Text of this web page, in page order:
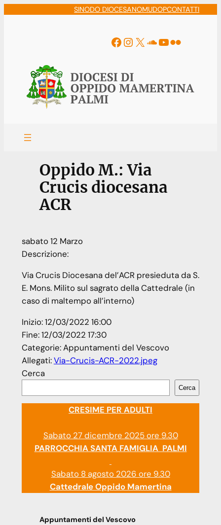
SINODO DIOCESANOMUDOPCONTATTI
Facebook
Instagram
X Soundcloud
YouTube
Flickr
Oppido M.: Via
Crucis diocesana
ACR
sabato12 Marzo
Descrizione:
Via Crucis Diocesana del’ACR presieduta da S.
E. Mons. Milito sul sagrato della Cattedrale (in
caso di maltempo all’interno)
Inizio:12/03/2022 16:00
Fine:12/03/2022 17:30
Categorie:Appuntamenti del Vescovo
Allegati:Via-Crucis-ACR-2022.jpeg
Cerca
Cerca
CRESIME PER ADULTI
Sabato 27 dicembre 2025 ore 9.30
PARROCCHIA SANTA FAMIGLIA PALMI
Sabato 8 agosto 2026 ore 9.30
Cattedrale Oppido Mamertina
Appuntamenti del Vescovo